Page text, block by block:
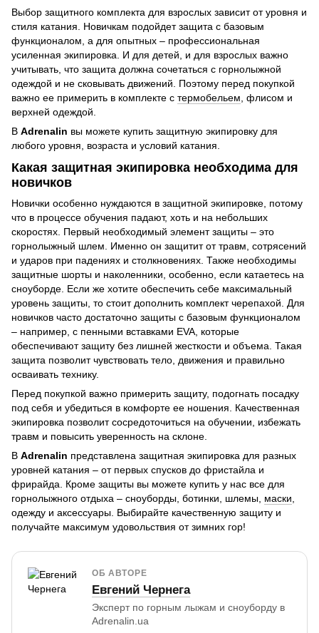
Выбор защитного комплекта для взрослых зависит от уровня и
стиля катания. Новичкам подойдет защита с базовым
функционалом, а для опытных – профессиональная
усиленная экипировка. И для детей, и для взрослых важно
учитывать, что защита должна сочетаться с горнолыжной
одеждой и не сковывать движений. Поэтому перед покупкой
важно ее примерить в комплекте с термобельем , флисом и
верхней одеждой.
В Adrenalin вы можете купить защитную экипировку для
любого уровня, возраста и условий катания.
Какая защитная экипировка необходима для
новичков
Новички особенно нуждаются в защитной экипировке, потому
что в процессе обучения падают, хоть и на небольших
скоростях. Первый необходимый элемент защиты – это
горнолыжный шлем. Именно он защитит от травм, сотрясений
и ударов при падениях и столкновениях. Также необходимы
защитные шорты и наколенники, особенно, если катаетесь на
сноуборде. Если же хотите обеспечить себе максимальный
уровень защиты, то стоит дополнить комплект черепахой. Для
новичков часто достаточно защиты с базовым функционалом
– например, с пенными вставками EVA, которые
обеспечивают защиту без лишней жесткости и объема. Такая
защита позволит чувствовать тело, движения и правильно
осваивать технику.
Перед покупкой важно примерить защиту, подогнать посадку
под себя и убедиться в комфорте ее ношения. Качественная
экипировка позволит сосредоточиться на обучении, избежать
травм и повысить уверенность на склоне.
В Adrenalin представлена защитная экипировка для разных
уровней катания – от первых спусков до фристайла и
фрирайда. Кроме защиты вы можете купить у нас все для
горнолыжного отдыха – сноуборды, ботинки, шлемы, маски,
одежду и аксессуары. Выбирайте качественную защиту и
получайте максимум удовольствия от зимних гор!
ОБ АВТОРЕ
Евгений Чернега
Эксперт по горным лыжам и сноуборду в
Adrenalin.ua